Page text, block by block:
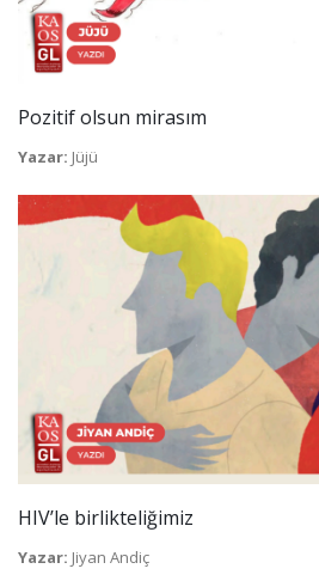
Pozitif olsun mirasım
Yazar: Jüjü
HIV’le birlikteliğimiz
Yazar: Jiyan Andiç